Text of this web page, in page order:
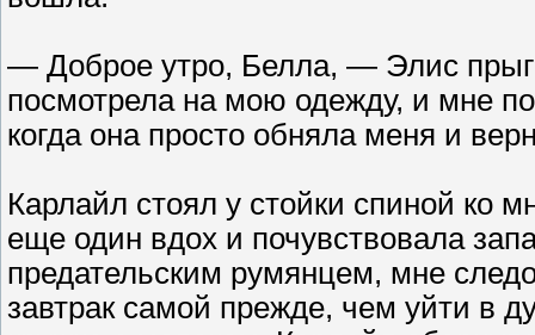
— Доброе утро, Белла, — Элис
посмотрела на мою одежду, и мне
когда она просто обняла меня и
Карлайл стоял у стойки спиной ко
еще один вдох и почувствовала
предательским румянцем, мне
завтрак самой прежде, чем уйти в